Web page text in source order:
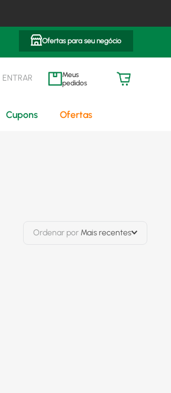
Ofertas para seu negócio
ENTRAR meus pedidos
Cupons Ofertas
Ordenar por Mais recentes